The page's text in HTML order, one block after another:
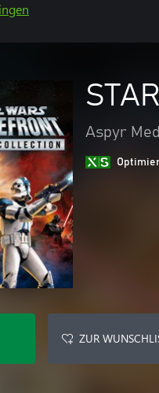
Aspyr
ZUR